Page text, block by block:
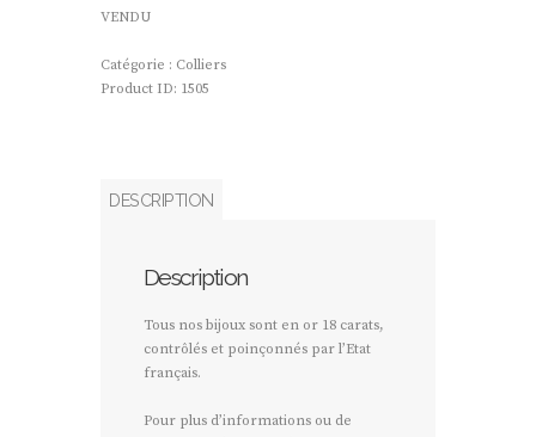
VENDU
Catégorie : Colliers
Product ID: 1505
DESCRIPTION
Description
Tous nos bijoux sont en or 18 carats,
contrôlés et poinçonnés par l’Etat
français.
Pour plus d’informations ou de